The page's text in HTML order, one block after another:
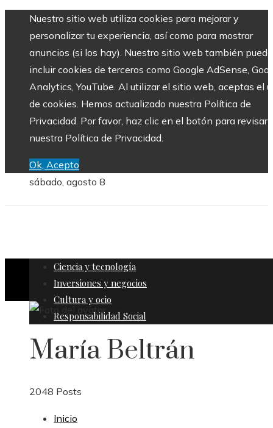
Nuestro sitio web utiliza cookies para mejorar y
personalizar tu experiencia, así como para mostrar
anuncios (si los hay). Nuestro sitio web también puede
incluir cookies de terceros como Google AdSense,
Analytics, YouTube. Al utilizar el sitio web, aceptas el
de cookies. Hemos actualizado nuestra Política de
Privacidad. Por favor, haz clic en el botón para revisar
nuestra Política de Privacidad.
Ok, Acepto
sábado, agosto 8
Ciencia y tecnología
Inversiones y negocios
Cultura y ocio
Responsabilidad Social
María Beltrán
2048 Posts
Inicio